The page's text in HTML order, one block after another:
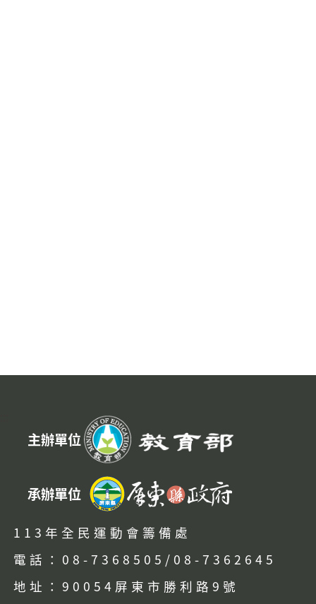
主辦單位
承辦單位
113年全民運動會籌備處
電話：08-7368505/08-7362645
地址：90054屏東市勝利路9號